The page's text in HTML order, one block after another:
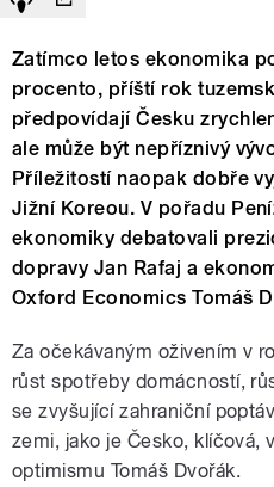
Zatímco letos ekonomika
procento, příští rok
předpovídají Česku
ale může být nepříznivý
Příležitostí naopak dobře
Jižní Koreou. V pořadu
ekonomiky debatovali
dopravy Jan Rafaj a
Oxford Economics Tomáš
Za očekávaným oživením v
růst spotřeby domácností,
se zvyšující zahraniční
zemi, jako je Česko, klíčová,
optimismu Tomáš Dvořák.